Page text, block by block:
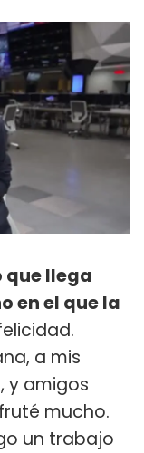
que llega
en el que la
a mis
y amigos
mucho.
un trabajo